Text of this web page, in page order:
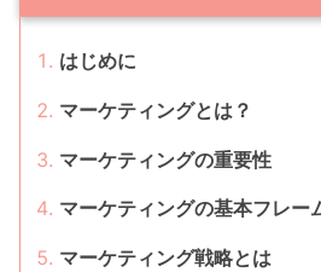
はじめに
マーケティングとは？
マーケティングの重要性
マーケティングの基本フレー
マーケティング戦略とは